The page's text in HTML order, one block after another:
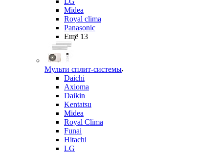
Midea
Royal clima
Panasonic
Ещё 13
Мульти сплит-системы
Daichi
Axioma
Daikin
Kentatsu
Midea
Royal Clima
Funai
Hitachi
LG